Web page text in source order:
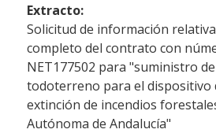
Extracto:
Solicitud de información
completo del contrato con
NET177502 para "suministro
todoterreno para el dispositivo
extinción de incendios
Autónoma de Andalucía"